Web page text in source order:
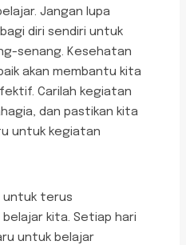
Jangan lupa
diri sendiri untuk
senang. Kesehatan
akan membantu kita
Carilah kegiatan
dan pastikan kita
untuk kegiatan
untuk terus
kita. Setiap hari
untuk belajar